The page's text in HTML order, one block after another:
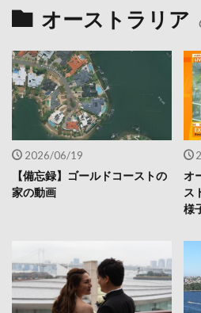
オーストラリア
2026/06/19
【備忘録】ゴールドコーストの
家の動画
オ
ス
様